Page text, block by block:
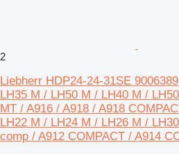
2
Liebherr HDP24-24-31SE
LH35 M / LH50 M / LH40 M /
MT / A916 / A918 / A918
LH22 M / LH24 M / LH26 M /
comp / A912 COMPACT / A914